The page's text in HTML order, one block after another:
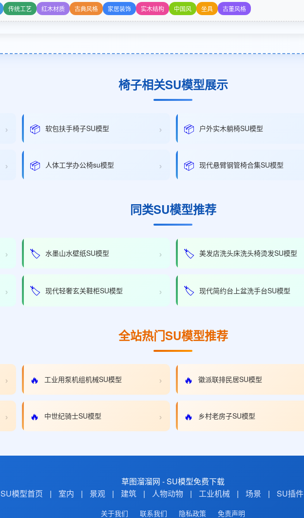
传统工艺 红木材质 古典风格 家居装饰 实木结构 中国风 坐具 古董风格
椅子相关SU模型展示
› 📦 软包扶手椅子SU模型 › 📦 户外实木躺椅SU模型
› 📦 人体工学办公椅su模型 › 📦 现代悬臂钢管椅合集SU模型
同类SU模型推荐
› 🏷️ 水墨山水壁纸SU模型 › 🏷️ 美发店洗头床洗头椅烫发SU模型
› 🏷️ 现代轻奢玄关鞋柜SU模型 › 🏷️ 现代简约台上盆洗手台SU模型
全站热门SU模型推荐
› 🔥 工业用泵机组机械SU模型 › 🔥 徽派联排民居SU模型
› 🔥 中世纪骑士SU模型 › 🔥 乡村老房子SU模型
草图溜溜网 - SU模型免费下载
SU模型首页
| 室内 | 景观 | 建筑 | 人物动物 | 工业机械 | 场景 | SU插件
关于我们 联系我们 隐私政策 免责声明